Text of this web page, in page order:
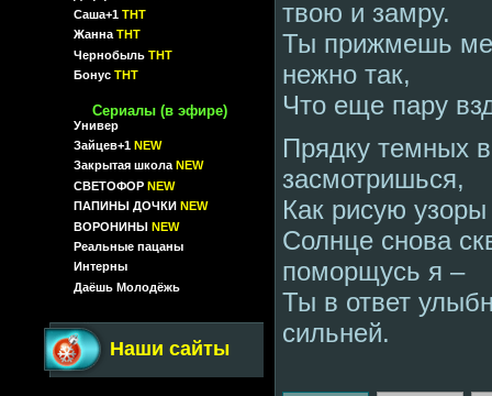
Саша+1 ТНТ
Жанна ТНТ
Чернобыль ТНТ
Бонус ТНТ
Сериалы (в эфире)
Универ
Зайцев+1 NEW
Закрытая школа NEW
СВЕТОФОР NEW
ПАПИНЫ ДОЧКИ NEW
ВОРОНИНЫ NEW
Реальные пацаны
Интерны
Даёшь Молодёжь
Наши сайты
твою и замру.
Ты прижмешь
нежно так,
Что еще пару
Прядку темных
засмотришься,
Как рисую
Солнце снова
поморщусь я –
Ты в ответ
сильней.